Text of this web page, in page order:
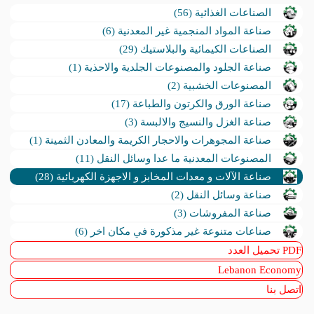
الصناعات الغذائية (56)
صناعة المواد المنجمية غير المعدنية (6)
الصناعات الكيمائية والبلاستيك (29)
صناعة الجلود والمصنوعات الجلدية والاحذية (1)
المصنوعات الخشبية (2)
صناعة الورق والكرتون والطباعة (17)
صناعة الغزل والنسيج والالبسة (3)
صناعة المجوهرات والاحجار الكريمة والمعادن الثمينة (1)
المصنوعات المعدنية ما عدا وسائل النقل (11)
صناعة الآلات و معدات المخابز و الاجهزة الكهربائية (28)
صناعة وسائل النقل (2)
صناعة المفروشات (3)
صناعات متنوعة غير مذكورة في مكان اخر (6)
PDF تحميل العدد
Lebanon Economy
اتصل بنا